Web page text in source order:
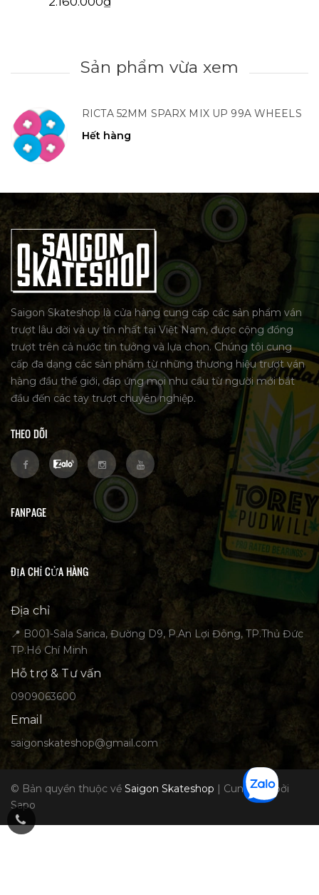
Sản phẩm vừa xem
RICTA 52MM SPARX MIX UP 99A WHEELS
Hết hàng
Saigon Skateshop là cửa hàng cung cấp các sản phẩm ván
trượt lâu đời và uy tín nhất tại Việt Nam, được cộng đồng
trượt trên cả nước tin tưởng và lựa chọn. Chúng tôi cung
cấp đa dạng các sản phẩm từ những thương hiệu trượt ván
hàng đầu thế giới, đáp ứng mọi nhu cầu từ người mới bắt
đầu đến các tay trượt chuyên nghiệp.
THEO DÕI
FANPAGE
ĐỊA CHỈ CỬA HÀNG
Địa chỉ
📍 B001-Sala Sarica, Đường D9, P.An Lợi Đông, TP.Thủ Đức
TP.Hồ Chí Minh
Hỗ trợ & Tư vấn
0909063600
Email
saigonskateshop@gmail.com
© Bản quyền thuộc về Saigon Skateshop | Cung cấp bởi
Sapo